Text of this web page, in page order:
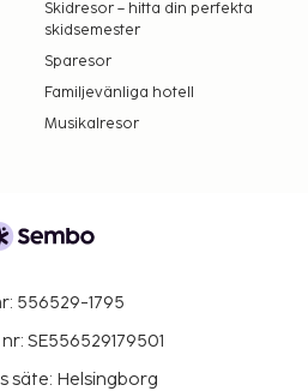
Skidresor – hitta din perfekta
skidsemester
Sparesor
Familjevänliga hotell
Musikalresor
556529-1795
SE556529179501
säte: Helsingborg